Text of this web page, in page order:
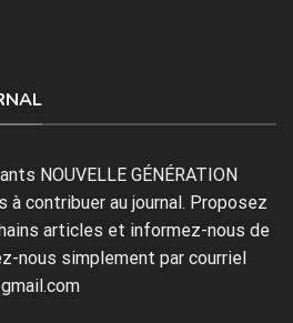
NOUVELLE GÉNÉRATION
contribuer au journal. Proposez
articles et informez-nous de
nous simplement par courriel